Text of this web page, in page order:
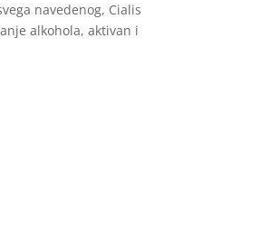
navedenog, Cialis
alkohola, aktivan i